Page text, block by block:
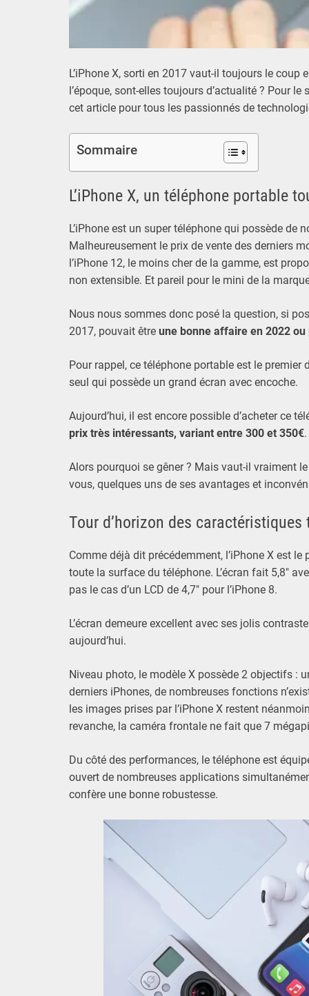
L’iPhone X, sorti en 2017 vaut-il toujours le
l’époque, sont-elles toujours d’actualité ? Pour
cet article pour tous les passionnés de
Sommaire
L’iPhone X, un téléphone portable
L’iPhone est un super téléphone qui possède
Malheureusement le prix de vente des derniers
l’iPhone 12, le moins cher de la gamme, est
non extensible. Et pareil pour le mini de la
Nous nous sommes donc posé la question, si
2017, pouvait être une bonne affaire en 2022 ou
Pour rappel, ce téléphone portable est le
seul qui possède un grand écran avec encoche.
Aujourd’hui, il est encore possible d’acheter ce
prix très intéressants, variant entre 300 et 350€.
Alors pourquoi se gêner ? Mais vaut-il vraiment
vous, quelques uns de ses avantages et
Tour d’horizon des
Comme déjà dit précédemment, l’iPhone X est
toute la surface du téléphone. L’écran fait 5,8″
pas le cas d’un LCD de 4,7″ pour l’iPhone 8.
L’écran demeure excellent avec ses jolis
aujourd’hui.
Niveau photo, le modèle X possède 2 objectifs :
derniers iPhones, de nombreuses fonctions
les images prises par l’iPhone X restent
revanche, la caméra frontale ne fait que 7
Du côté des performances, le téléphone est
ouvert de nombreuses applications
confère une bonne robustesse.